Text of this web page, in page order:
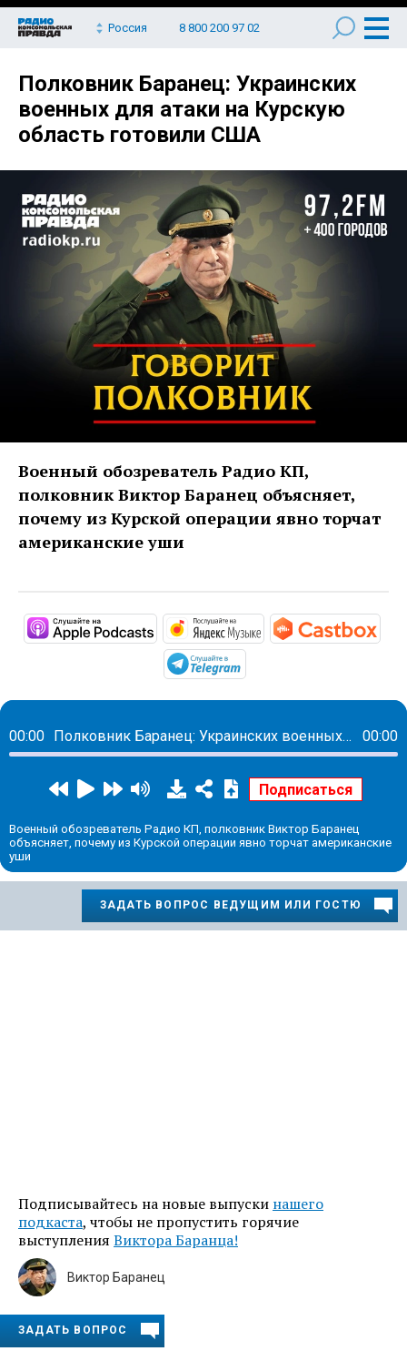
Россия 8 800 200 97 02
Полковник Баранец: Украинских
военных для атаки на Курскую
область готовили США
Военный обозреватель Радио КП,
полковник Виктор Баранец объясняет,
почему из Курской операции явно торчат
американские уши
https://podcasts.apple.com/ru/
https://
00:00 Полковник Баранец: Украинских военных для атаки на Курскую область готовили США 00:00
Военный обозреватель Радио КП, полковник Виктор Баранец
объясняет, почему из Курской операции явно торчат американские
уши
ЗАДАТЬ ВОПРОС ВЕДУЩИМ ИЛИ ГОСТЮ
Подписывайтесь на новые выпуски нашего
подкаста, чтобы не пропустить горячие
выступления Виктора Баранца!
Виктор Баранец
ЗАДАТЬ ВОПРОС